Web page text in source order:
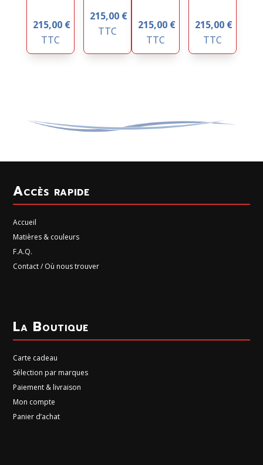
215,00 €
TTC
215,00 €
TTC
215,00 €
TTC
215,00 €
TTC
Accès rapide
Accueil
Matières & couleurs
F.A.Q.
Contact / Où nous trouver
La Boutique
Carte cadeau
Sélection par marques
Paiement & livraison
Mon compte
Panier d’achat